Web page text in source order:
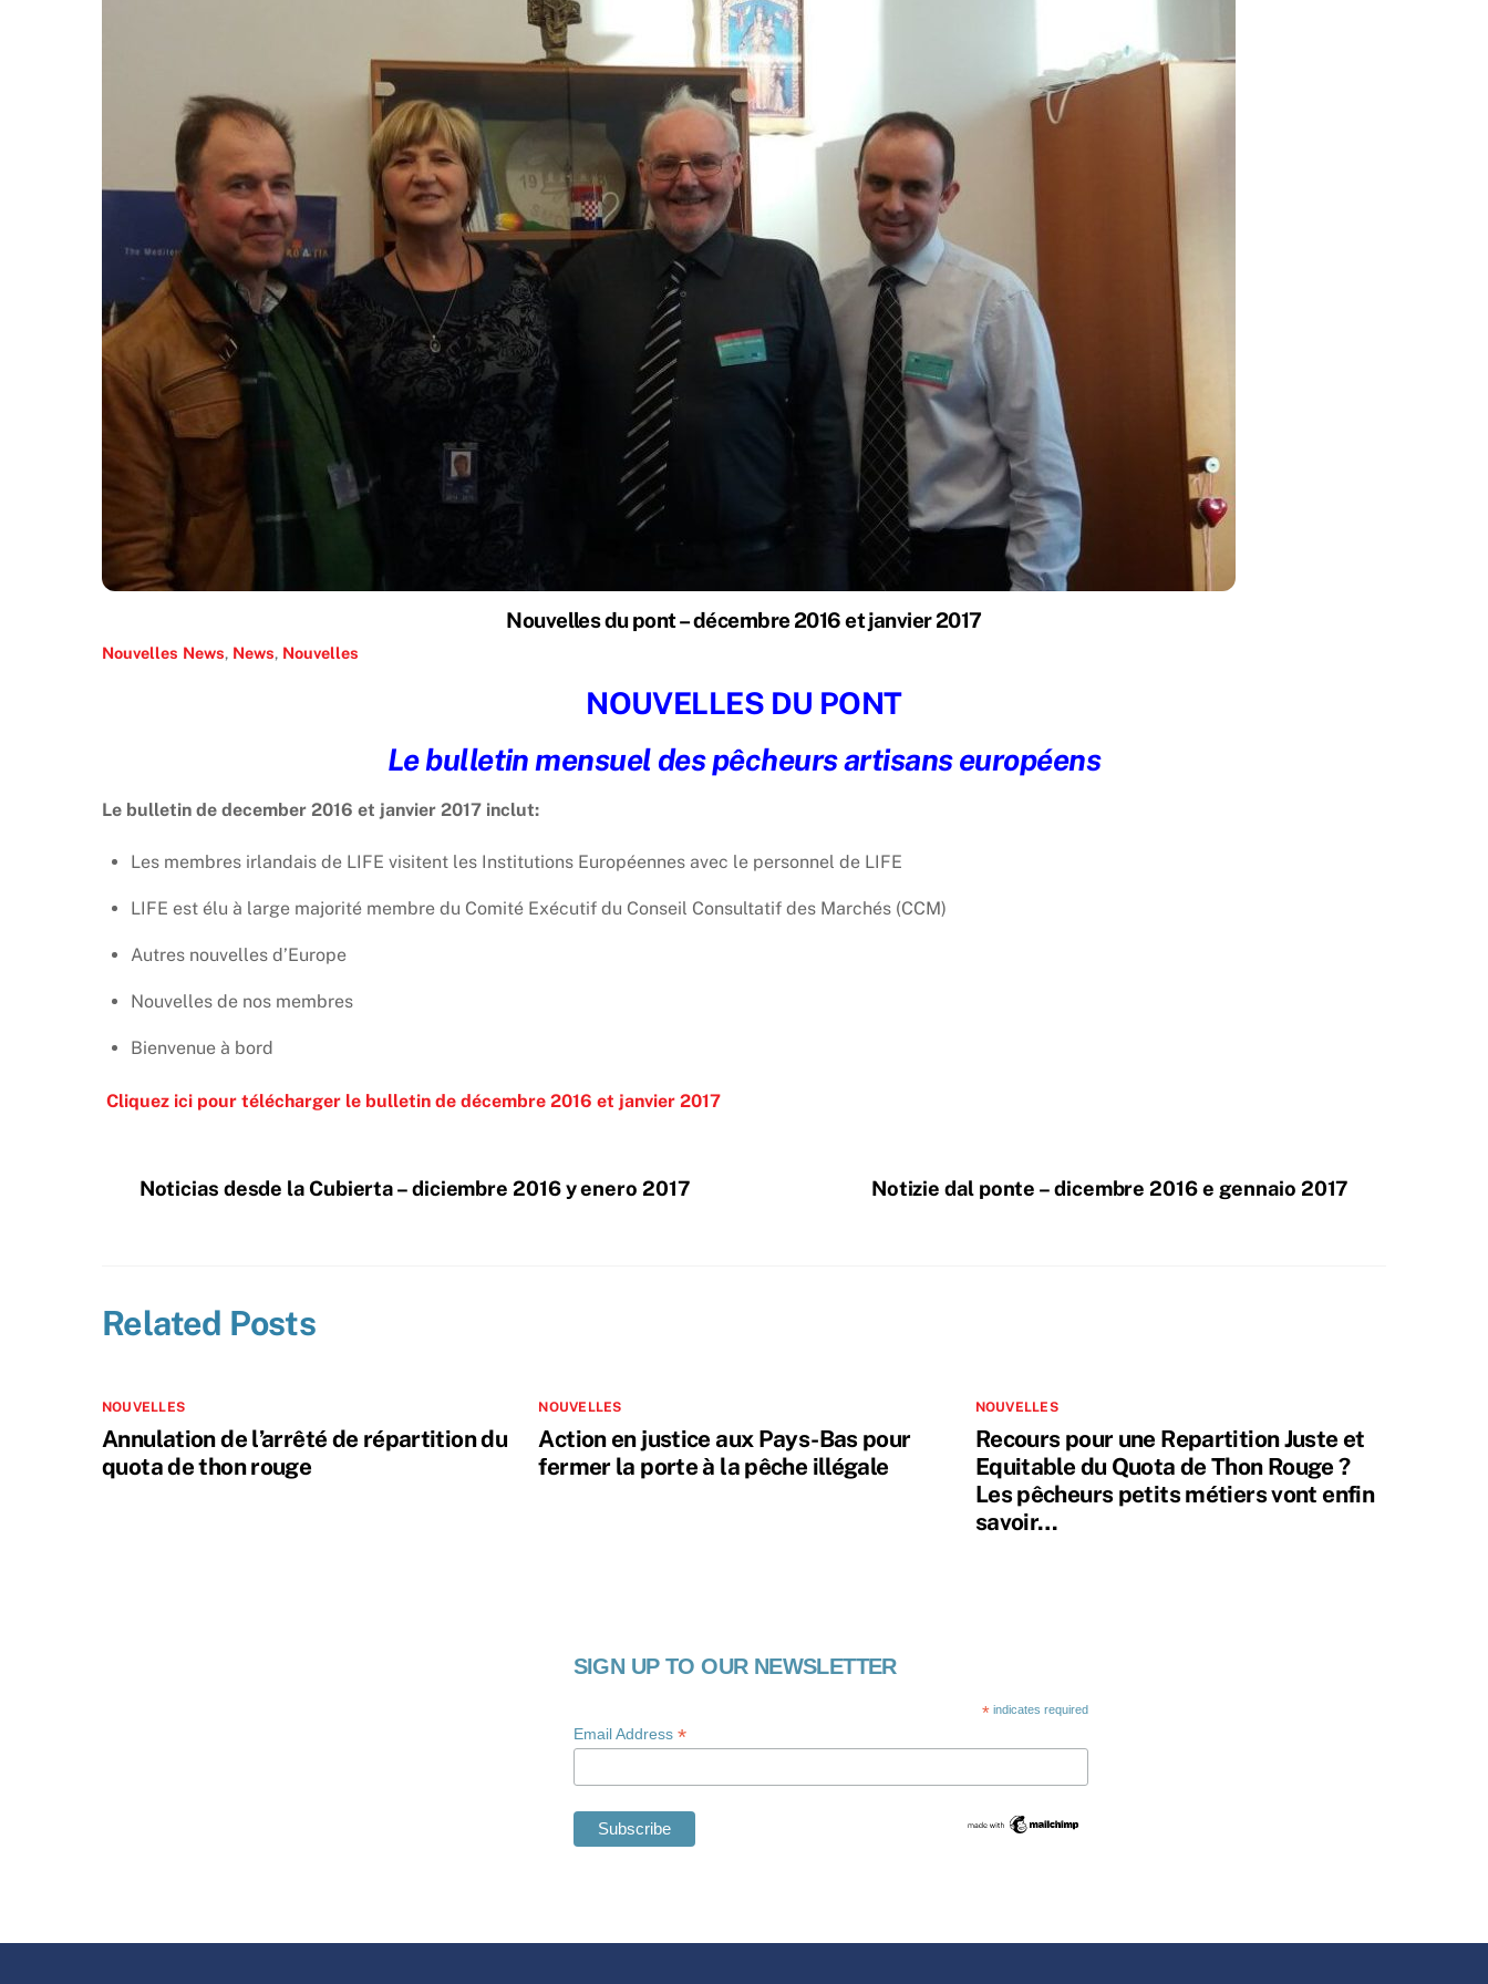
Nouvelles du pont – décembre 2016 et janvier 2017
Nouvelles News, News, Nouvelles
NOUVELLES DU PONT
Le bulletin mensuel des pêcheurs artisans européens
Le bulletin de december 2016 et janvier 2017 inclut:
Les membres irlandais de LIFE visitent les Institutions Européennes avec le personnel de LIFE
LIFE est élu à large majorité membre du Comité Exécutif du Conseil Consultatif des Marchés (CCM)
Autres nouvelles d’Europe
Nouvelles de nos membres
Bienvenue à bord
Cliquez ici pour télécharger le bulletin de décembre 2016 et janvier 2017
Noticias desde la Cubierta – diciembre 2016 y enero 2017 Notizie dal ponte – dicembre 2016 e gennaio 2017
Related Posts
NOUVELLES
Annulation de l’arrêté de répartition du
quota de thon rouge
NOUVELLES
Action en justice aux Pays-Bas pour
fermer la porte à la pêche illégale
NOUVELLES
Recours pour une Repartition Juste et
Equitable du Quota de Thon Rouge ?
Les pêcheurs petits métiers vont enfin
savoir…
SIGN UP TO OUR NEWSLETTER
* indicates required
Email Address *